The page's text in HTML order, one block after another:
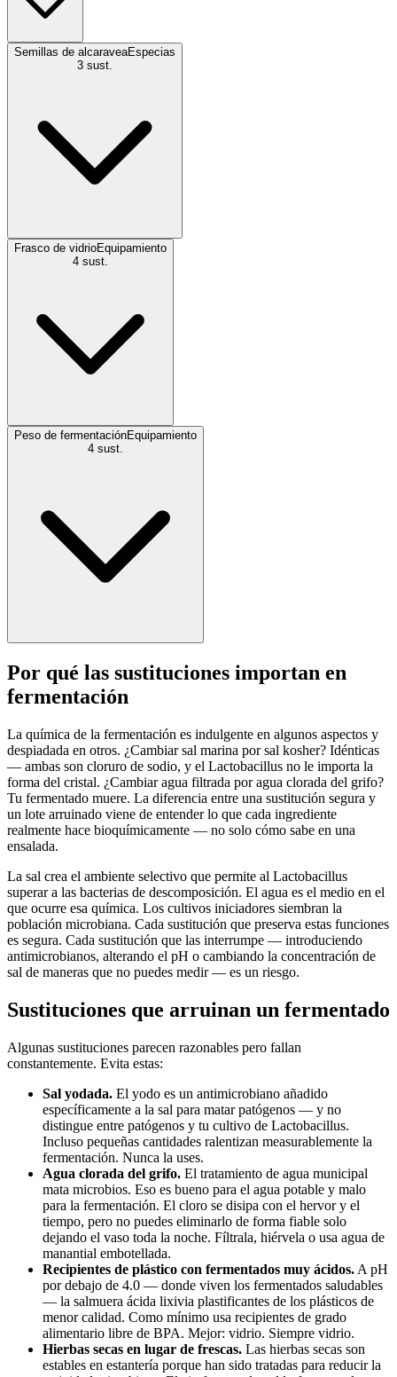
Semillas de alcaraveaEspecias
3 sust.
Frasco de vidrioEquipamiento
4 sust.
Peso de fermentaciónEquipamiento
4 sust.
Por qué las sustituciones importan en
fermentación
La química de la fermentación es indulgente en algunos aspectos y
despiadada en otros. ¿Cambiar sal marina por sal kosher? Idénticas
— ambas son cloruro de sodio, y el Lactobacillus no le importa la
forma del cristal. ¿Cambiar agua filtrada por agua clorada del grifo?
Tu fermentado muere. La diferencia entre una sustitución segura y
un lote arruinado viene de entender lo que cada ingrediente
realmente hace bioquímicamente — no solo cómo sabe en una
ensalada.
La sal crea el ambiente selectivo que permite al Lactobacillus
superar a las bacterias de descomposición. El agua es el medio en el
que ocurre esa química. Los cultivos iniciadores siembran la
población microbiana. Cada sustitución que preserva estas funciones
es segura. Cada sustitución que las interrumpe — introduciendo
antimicrobianos, alterando el pH o cambiando la concentración de
sal de maneras que no puedes medir — es un riesgo.
Sustituciones que arruinan un fermentado
Algunas sustituciones parecen razonables pero fallan
constantemente. Evita estas:
Sal yodada. El yodo es un antimicrobiano añadido
específicamente a la sal para matar patógenos — y no
distingue entre patógenos y tu cultivo de Lactobacillus.
Incluso pequeñas cantidades ralentizan measurablemente la
fermentación. Nunca la uses.
Agua clorada del grifo. El tratamiento de agua municipal
mata microbios. Eso es bueno para el agua potable y malo
para la fermentación. El cloro se disipa con el hervor y el
tiempo, pero no puedes eliminarlo de forma fiable solo
dejando el vaso toda la noche. Fíltrala, hiérvela o usa agua de
manantial embotellada.
Recipientes de plástico con fermentados muy ácidos. A pH
por debajo de 4.0 — donde viven los fermentados saludables
— la salmuera ácida lixivia plastificantes de los plásticos de
menor calidad. Como mínimo usa recipientes de grado
alimentario libre de BPA. Mejor: vidrio. Siempre vidrio.
Hierbas secas en lugar de frescas. Las hierbas secas son
estables en estantería porque han sido tratadas para reducir la